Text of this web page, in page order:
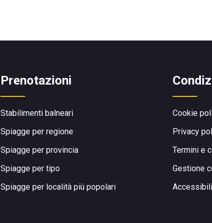
Prenotazioni
Stabilimenti balneari
Spiagge per regione
Spiagge per provincia
Spiagge per tipo
Spiagge per località più popolari
Cookie
Privacy
Termini e
Gestione